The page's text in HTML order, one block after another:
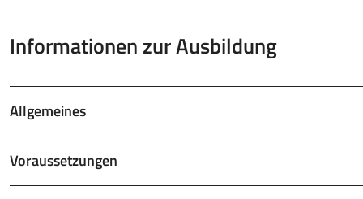
Informationen zur Ausbildung
Allgemeines
Voraussetzungen